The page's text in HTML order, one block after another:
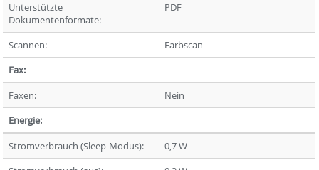
Unterstützte
Dokumentenformate:
PDF
Scannen:
Farbscan
Fax:
Faxen:
Nein
Energie:
Stromverbrauch (Sleep-Modus):
0,7 W